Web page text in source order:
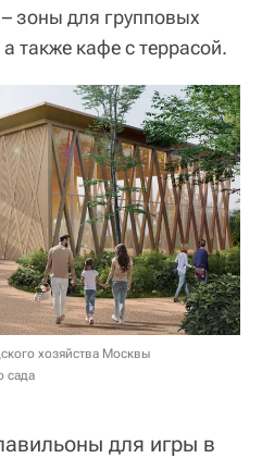
зоны для групповых
также кафе с террасой.
хозяйства Москвы
сада
для игры в